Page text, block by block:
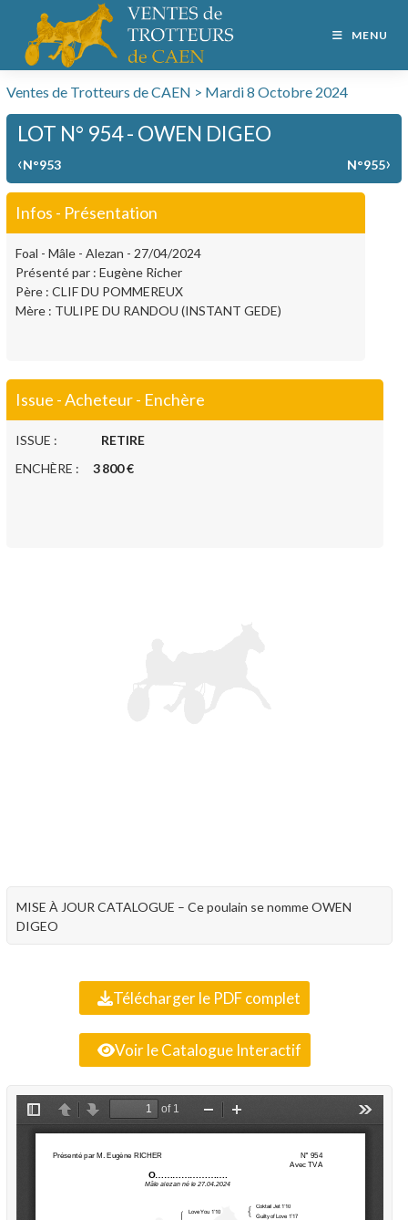
MENU
Ventes de Trotteurs de CAEN > Mardi 8 Octobre 2024
LOT N° 954 - OWEN DIGEO
‹N°953 N°955›
Infos - Présentation
Foal - Mâle - Alezan - 27/04/2024
Présenté par : Eugène Richer
Père : CLIF DU POMMEREUX
Mère : TULIPE DU RANDOU (INSTANT GEDE)
Issue - Acheteur - Enchère
ISSUE : RETIRE
ENCHÈRE : 3 800 €
MISE À JOUR CATALOGUE – Ce poulain se nomme OWEN
DIGEO
Télécharger le PDF complet
Voir le Catalogue Interactif